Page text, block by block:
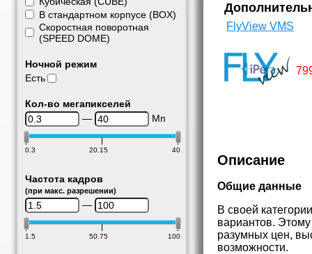
В стандартном корпусе (BOX)
Скоростная поворотная
(SPEED DOME)
Ночной режим
Есть
Кол-во мегапикселей
—
Мп
0.3 20.15 40
Частота кадров
(при макс. разрешении)
—
1.5 50.75 100
FlyView VMS
Описание
Общие данные
В своей
вариантов.
разумных цен,
возможности.